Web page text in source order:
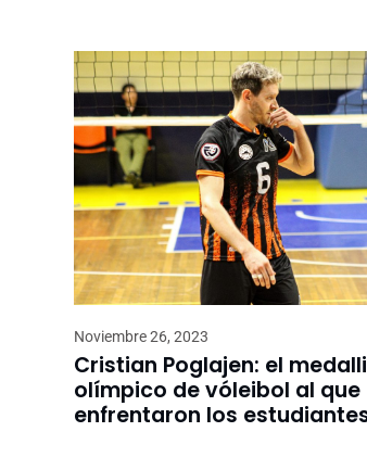
Noviembre 26, 2023
Cristian Poglajen: el
olímpico de vóleibol al que
enfrentaron los